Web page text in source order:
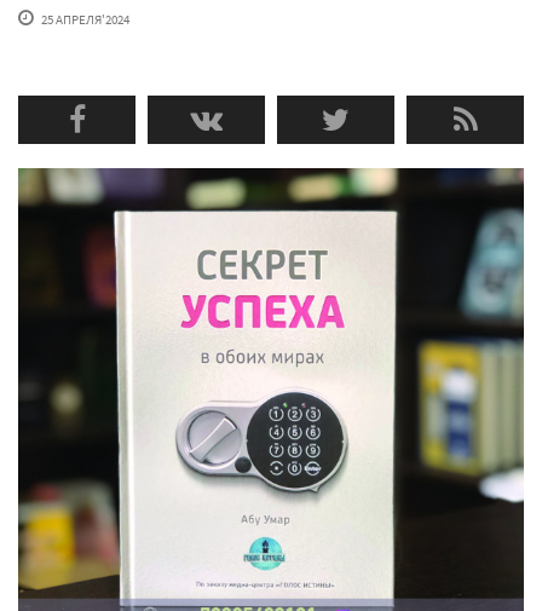
25 АПРЕЛЯ'2024